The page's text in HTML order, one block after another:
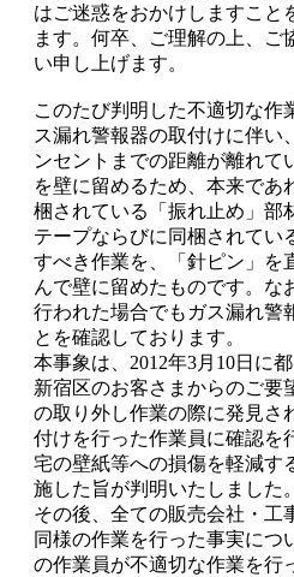
はご迷惑をおかけしますこと
ます。何卒、ご理解の上、ご
い申し上げます。
このたび判明した不適切な作
ス漏れ警報器の取付けに伴い
ンセントまでの距離が離れて
を壁に留めるため、本来であ
梱されている「振れ止め」部
テープならびに同梱されてい
すべき作業を、「針ピン」を
んで壁に留めたものです。な
行われた場合でもガス漏れ警
とを確認しております。
本事象は、2012年3月10日に
新宿区のお客さまからのご要
の取り外し作業の際に発見さ
付けを行った作業員に確認を
宅の壁紙等への損傷を軽減す
施した旨が判明いたしました。
その後、全ての販売会社・工
同様の作業を行った事実につ
の作業員が不適切な作業を行